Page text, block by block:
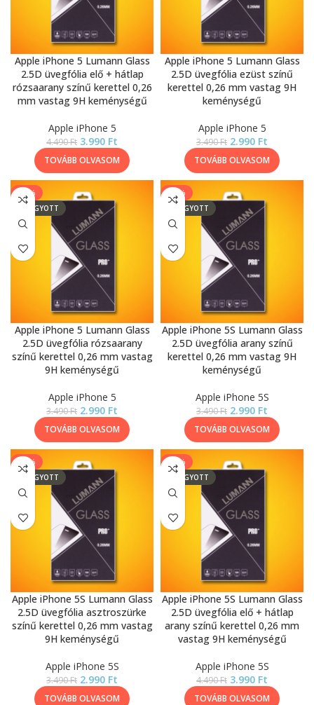
Apple iPhone 5 Lumann Glass
2.5D üvegfólia elő + hátlap
rózsaarany színű kerettel 0,26
mm vastag 9H keménységű
Apple iPhone 5
4.490Ft 3.990 Ft
TOVÁBB OLVASOM
Apple iPhone 5 Lumann Glass
2.5D üvegfólia ezüst színű
kerettel 0,26 mm vastag 9H
keménységű
Apple iPhone 5
3.490Ft 2.990 Ft
TOVÁBB OLVASOM
-14%
ELFOGYOTT
Apple iPhone 5 Lumann Glass
2.5D üvegfólia rózsaarany
színű kerettel 0,26 mm vastag
9H keménységű
Apple iPhone 5
3.490Ft 2.990 Ft
TOVÁBB OLVASOM
-14%
ELFOGYOTT
Apple iPhone 5S Lumann Glass
2.5D üvegfólia arany színű
kerettel 0,26 mm vastag 9H
keménységű
Apple iPhone 5S
3.490Ft 2.990 Ft
TOVÁBB OLVASOM
-14%
ELFOGYOTT
Apple iPhone 5S Lumann Glass
2.5D üvegfólia asztroszürke
színű kerettel 0,26 mm vastag
9H keménységű
Apple iPhone 5S
3.490Ft 2.990 Ft
TOVÁBB OLVASOM
-11%
ELFOGYOTT
Apple iPhone 5S Lumann Glass
2.5D üvegfólia elő + hátlap
arany színű kerettel 0,26 mm
vastag 9H keménységű
Apple iPhone 5S
4.490Ft 3.990 Ft
TOVÁBB OLVASOM